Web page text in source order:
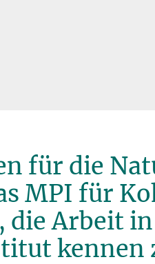
für die
MPI für
Arbeit
kennen